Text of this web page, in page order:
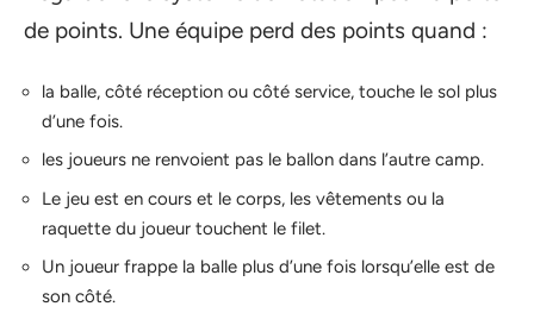
de points. Une équipe perd des points quand :
la balle, côté réception ou côté service, touche le sol plus
d’une fois.
les joueurs ne renvoient pas le ballon dans l’autre camp.
Le jeu est en cours et le corps, les vêtements ou la
raquette du joueur touchent le filet.
Un joueur frappe la balle plus d’une fois lorsqu’elle est de
son côté.